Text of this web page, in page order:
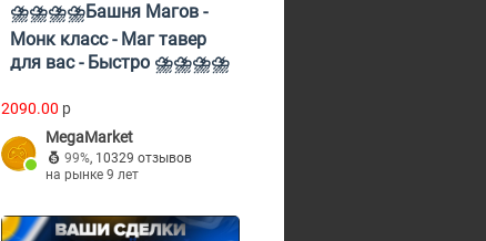
⛈️⛈️⛈️⛈️Башня Магов -
Монк класс - Маг тавер
для вас - Быстро ⛈️⛈️⛈️⛈️
2090.00 p
MegaMarket
99%, 10329 отзывов
на рынке 9 лет